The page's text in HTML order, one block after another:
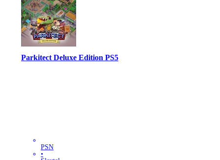
Parkitect Deluxe Edition PS5
PSN
•